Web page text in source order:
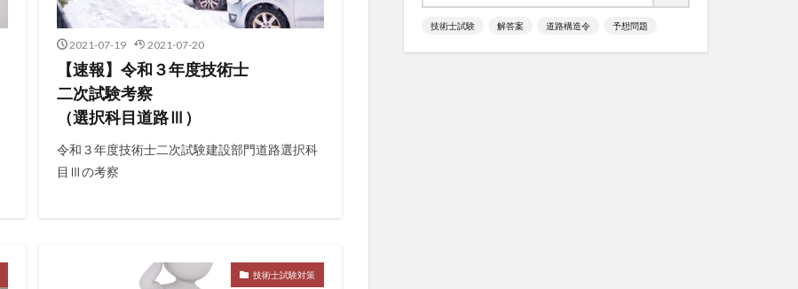
2021-07-19 2021-07-20
【速報】令和３年度技術士
二次試験考察
（選択科目道路Ⅲ）
令和３年度技術士二次試験建設部門道路選択科
目Ⅲの考察
技術士試験対策
技術士試験 解答案 道路構造令 予想問題